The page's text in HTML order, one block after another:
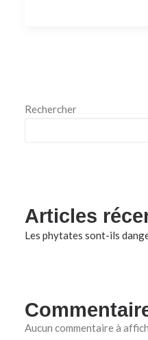
Rechercher
Articles
Les phytates sont-ils
Aucun commentaire à